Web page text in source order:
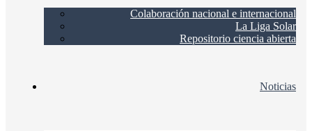
Colaboración nacional e internacional
La Liga Solar
Repositorio ciencia abierta
Noticias